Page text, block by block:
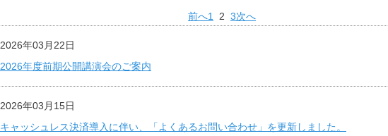
前へ1 2 3次へ
2026年03月22日
2026年度前期公開講演会のご案内
2026年03月15日
キャッシュレス決済導入に伴い、「よくあるお問い合わせ」を更新しました。